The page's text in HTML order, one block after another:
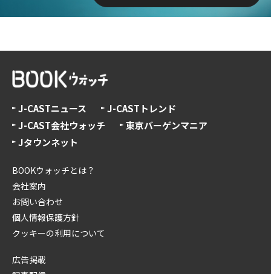
J-CASTニュース
J-CASTトレンド
J-CAST会社ウォッチ
東京バーゲンマニア
Jタウンネット
BOOKウォッチとは？
会社案内
お問い合わせ
個人情報保護方針
クッキーの利用について
広告掲載